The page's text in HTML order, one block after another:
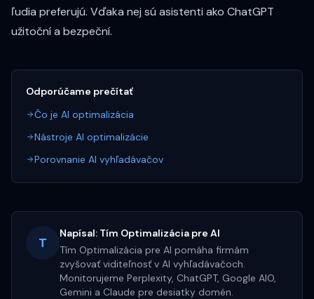
ľudia preferujú. Vďaka nej sú asistenti ako ChatGPT
užitoční a bezpeční.
Odporúčame prečítať
Čo je AI optimalizácia
Nástroje AI optimalizácie
Porovnanie AI vyhľadávačov
T
Napísal: Tím Optimalizácia pre AI
Tím Optimalizácia pre AI pomáha firmám
zvyšovať viditeľnosť v AI vyhľadávačoch.
Monitorujeme Perplexity, ChatGPT, Google AIO,
Gemini a Claude pre desiatky domén.